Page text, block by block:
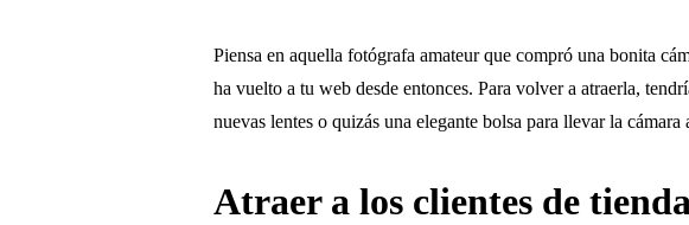
Piensa en aquella fotógrafa amateur que compró una bonita
ha vuelto a tu web desde entonces. Para volver a atraerla,
nuevas lentes o quizás una elegante bolsa para llevar la
Atraer a los clientes de